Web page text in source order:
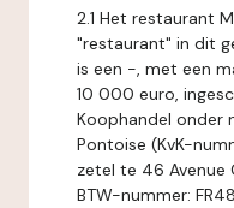
2.1 Het restaurant
"restaurant" in dit
is een -, met een
10 000 euro,
Koophandel onder
Pontoise (KvK-
zetel te 46 Avenue
BTW-nummer: